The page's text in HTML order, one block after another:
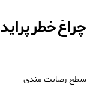
چراغ خطر پراید 132 فناوران (جفت)
سطح رضایت مندی